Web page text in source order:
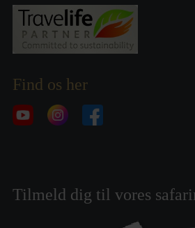
Find os her
Tilmeld dig til vores